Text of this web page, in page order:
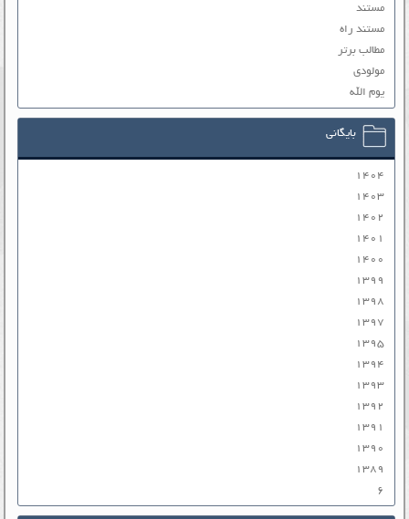
مستند
مستند راه
مطالب برتر
مولودی
یوم الله
بایگانی
۱۴۰۴
۱۴۰۳
۱۴۰۲
۱۴۰۱
۱۴۰۰
۱۳۹۹
۱۳۹۸
۱۳۹۷
۱۳۹۵
۱۳۹۴
۱۳۹۳
۱۳۹۲
۱۳۹۱
۱۳۹۰
۱۳۸۹
۶